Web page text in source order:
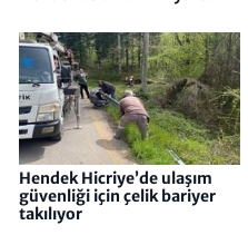
Hendek Hicriye’de ulaşım
güvenliği için çelik bariyer
takılıyor